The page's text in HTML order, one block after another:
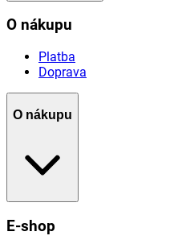
O nákupu
Platba
Doprava
O nákupu
E-shop